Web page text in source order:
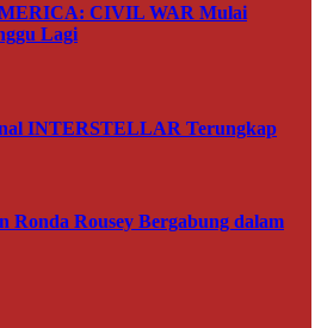
CIVIL WAR Mulai
Lagi
INTERSTELLAR Terungkap
Ronda Rousey Bergabung dalam